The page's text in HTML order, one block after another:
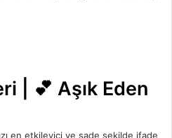
| 💕 Aşık Eden
en etkileyici ve sade şekilde ifade